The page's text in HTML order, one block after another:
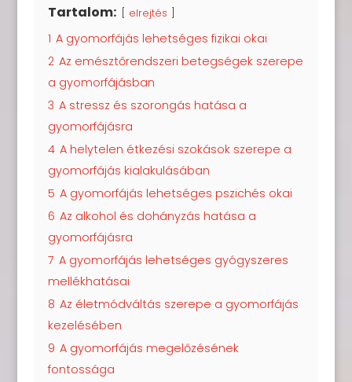
Tartalom: elrejtés
1 A gyomorfájás lehetséges fizikai okai
2 Az emésztőrendszeri betegségek szerepe
a gyomorfájásban
3 A stressz és szorongás hatása a
gyomorfájásra
4 A helytelen étkezési szokások szerepe a
gyomorfájás kialakulásában
5 A gyomorfájás lehetséges pszichés okai
6 Az alkohol és dohányzás hatása a
gyomorfájásra
7 A gyomorfájás lehetséges gyógyszeres
mellékhatásai
8 Az életmódváltás szerepe a gyomorfájás
kezelésében
9 A gyomorfájás megelőzésének
fontossága